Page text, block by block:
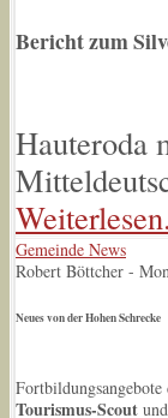
Bericht zum
Hauteroda
Gemeinde News
Robert Böttcher -
Neues von der Hohen Schrecke
Tourismus-Scout